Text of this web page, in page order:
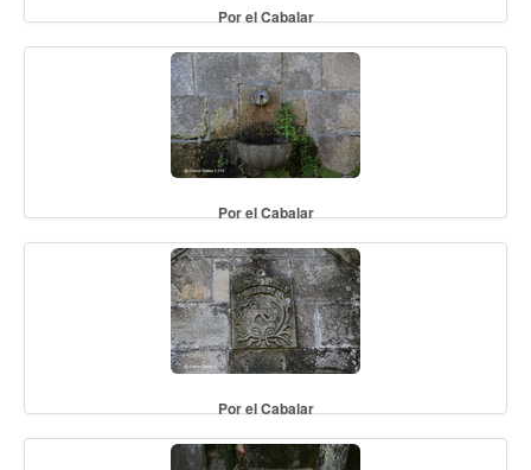
Por el Cabalar
Por el Cabalar
Por el Cabalar